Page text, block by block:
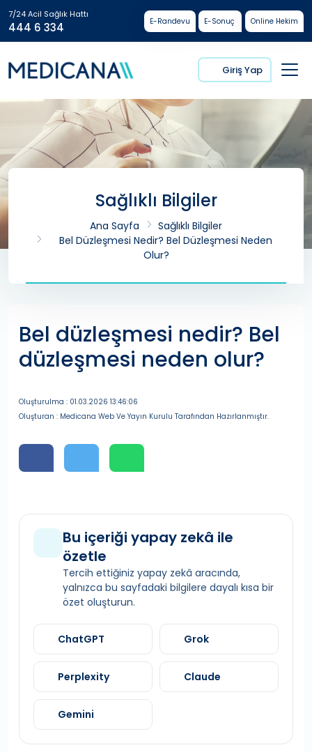
7/24 Acil Sağlık Hattı
444 6 334 E-Randevu E-Sonuç Online Hekim
Giriş Yap
Sağlıklı Bilgiler
Ana Sayfa
Sağlıklı Bilgiler
Bel Düzleşmesi Nedir? Bel Düzleşmesi Neden
Olur?
Bel düzleşmesi nedir? Bel
düzleşmesi neden olur?
Oluşturulma : 01.03.2026 13:46:06
Oluşturan : Medicana Web Ve Yayın Kurulu Tarafından Hazırlanmıştır.
Bu içeriği yapay zekâ ile
özetle
Tercih ettiğiniz yapay zekâ aracında,
yalnızca bu sayfadaki bilgilere dayalı kısa bir
özet oluşturun.
ChatGPT Grok
Perplexity Claude
Gemini